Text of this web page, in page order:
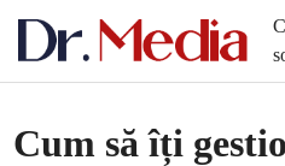
Cum să îți